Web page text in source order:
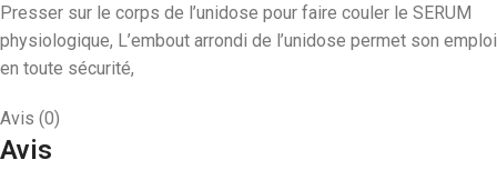
Presser sur le corps de l’unidose pour faire couler le SERUM
physiologique, L’embout arrondi de l’unidose permet son emploi
en toute sécurité,
Avis (0)
Avis